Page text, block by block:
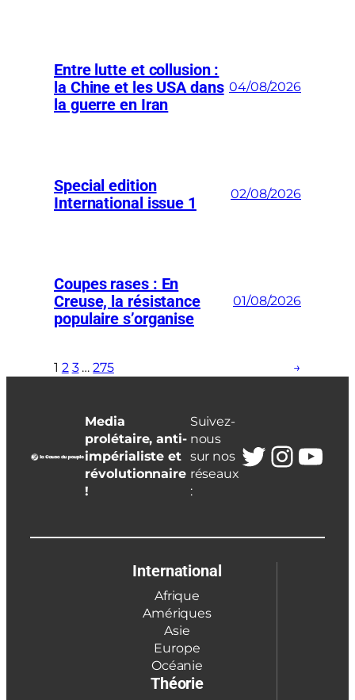
Entre lutte et collusion :
la Chine et les USA dans
la guerre en Iran
04/08/2026
Special edition
International issue 1
02/08/2026
Coupes rases : En
Creuse, la résistance
populaire s’organise
01/08/2026
1 2 3 … 275 →
Media
prolétaire, anti-
impérialiste et
révolutionnaire
!
Suivez-
nous
sur nos
réseaux
:
Twitter
International
Afrique
Amériques
Asie
Europe
Océanie
Théorie